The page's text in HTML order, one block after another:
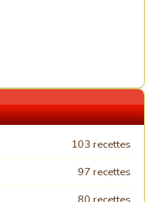
103 recettes
97 recettes